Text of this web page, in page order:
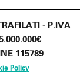
- P.IVA
115789
Policy